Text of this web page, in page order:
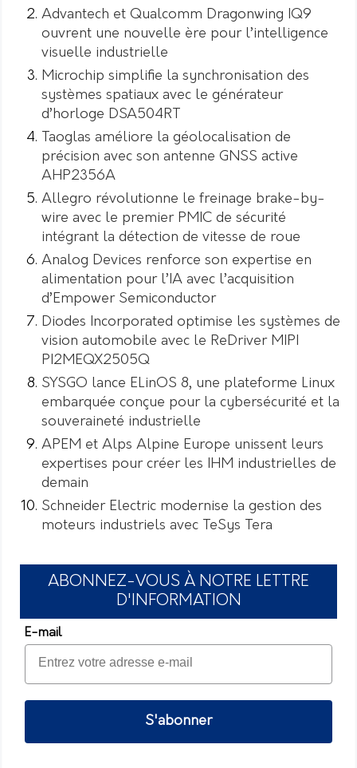
Advantech et Qualcomm Dragonwing IQ9
ouvrent une nouvelle ère pour l’intelligence
visuelle industrielle
Microchip simplifie la synchronisation des
systèmes spatiaux avec le générateur
d’horloge DSA504RT
Taoglas améliore la géolocalisation de
précision avec son antenne GNSS active
AHP2356A
Allegro révolutionne le freinage brake-by-
wire avec le premier PMIC de sécurité
intégrant la détection de vitesse de roue
Analog Devices renforce son expertise en
alimentation pour l’IA avec l’acquisition
d’Empower Semiconductor
Diodes Incorporated optimise les systèmes de
vision automobile avec le ReDriver MIPI
PI2MEQX2505Q
SYSGO lance ELinOS 8, une plateforme Linux
embarquée conçue pour la cybersécurité et la
souveraineté industrielle
APEM et Alps Alpine Europe unissent leurs
expertises pour créer les IHM industrielles de
demain
Schneider Electric modernise la gestion des
moteurs industriels avec TeSys Tera
ABONNEZ-VOUS À NOTRE LETTRE
D'INFORMATION
E-mail
S'abonner